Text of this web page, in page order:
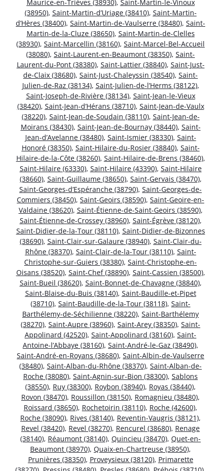
Maurice-en-Trièves (38930), Saint-Martin-le-Vinoux
(38950), Saint-Martin-d’Uriage (38410), Saint-Martin-
d’Hères (38400), Saint-Martin-de-Vaulserre (38480), Saint-
Martin-de-la-Cluze (38650), Saint-Martin-de-Clelles
(38930), Saint-Marcellin (38160), Saint-Marcel-Bel-Accueil
(38080), Saint-Laurent-en-Beaumont (38350), Saint-
Laurent-du-Pont (38380), Saint-Lattier (38840), Saint-Just-
de-Claix (38680), Saint-Just-Chaleyssin (38540), Saint-
Julien-de-Raz (38134), Saint-Julien-de-l’Herms (38122),
Saint-Joseph-de-Rivière (38134), Saint-Jean-le-Vieux
(38420), Saint-Jean-d’Hérans (38710), Saint-Jean-de-Vaulx
(38220), Saint-Jean-de-Soudain (38110), Saint-Jean-de-
Moirans (38430), Saint-Jean-de-Bournay (38440), Saint-
Jean-d’Avelanne (38480), Saint-Ismier (38330), Saint-
Honoré (38350), Saint-Hilaire-du-Rosier (38840), Saint-
Hilaire-de-la-Côte (38260), Saint-Hilaire-de-Brens (38460),
Saint-Hilaire (63330), Saint-Hilaire (43390), Saint-Hilaire
(38660), Saint-Guillaume (38650), Saint-Gervais (38470),
Saint-Georges-d’Espéranche (38790), Saint-Georges-de-
Commiers (38450), Saint-Geoirs (38590), Saint-Geoire-en-
Valdaine (38620), Saint-Étienne-de-Saint-Geoirs (38590),
Saint-Étienne-de-Crossey (38960), Saint-Égrève (38120),
Saint-Didier-de-la-Tour (38110), Saint-Didier-de-Bizonnes
(38690), Saint-Clair-sur-Galaure (38940), Saint-Clair-du-
Rhône (38370), Saint-Clair-de-la-Tour (38110), Saint-
Christophe-sur-Guiers (38380), Saint-Christophe-en-
Oisans (38520), Saint-Chef (38890), Saint-Cassien (38500),
Saint-Bueil (38620), Saint-Bonnet-de-Chavagne (38840),
Saint-Blaise-du-Buis (38140), Saint-Baudille-et-Pipet
(38710), Saint-Baudille-de-la-Tour (38118), Saint-
Barthélemy-de-Séchilienne (38220), Saint-Barthélemy
(38270), Saint-Aupre (38960), Saint-Arey (38350), Saint-
Appolinard (42520), Saint-Appolinard (38160), Saint-
Antoine-l’Abbaye (38160), Saint-André-le-Gaz (38490),
Saint-André-en-Royans (38680), Saint-Albin-de-Vaulserre
(38480), Saint-Alban-du-Rhône (38370), Saint-Alban-de-
Roche (38080), Saint-Agnin-sur-Bion (38300), Sablons
(38550), Ruy (38300), Roybon (38940), Royas (38440),
Rovon (38470), Roussillon (38150), Romagnieu (38480),
Roissard (38650), Rochetoirin (38110), Roche (42600),
Roche (38090), Rives (38140), Reventin-Vaugris (38121),
Revel (38420), Revel (38270), Rencurel (38680), Renage
(38140), Réaumont (38140), Quincieu (38470), Quet-en-
Beaumont (38970), Quaix-en-Chartreuse (38950),
Prunières (38350), Proveysieux (38120), Primarette